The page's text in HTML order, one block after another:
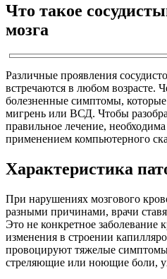
Что такое
мозга
Различные проявления
встречаются в любом возрасте.
болезненные симптомы,
мигрень или ВСД. Чтобы
правильное лечение,
применением компьютерного
Характеристика
При нарушениях мозгового
разными причинами, врачи
Это не конкретное заболевание
изменения в строении
провоцируют тяжелые
стреляющие или ноющие боли,